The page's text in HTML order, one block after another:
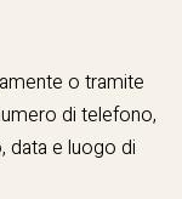
o tramite
di telefono,
data e luogo di